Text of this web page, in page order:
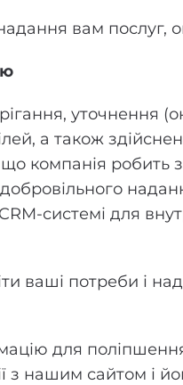
вам послуг,
уточнення
а також
компанія робить
системі для
ваші потреби і
для
нашим сайтом і